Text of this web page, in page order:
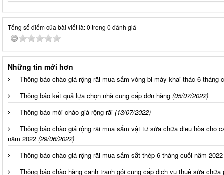
Tổng số điểm của bài viết là: 0 trong 0 đánh giá
Những tin mới hơn
Thông báo chào giá rộng rãi mua sắm vòng bi máy khai thác 6 tháng
Thông báo kết quả lựa chọn nhà cung cấp đơn hàng (05/07/2022)
Thông báo mời chào giá rộng rãi (13/07/2022)
Thông báo chào giá rộng rãi mua sắm vật tư sửa chữa điều hòa cho
năm 2022 (29/06/2022)
Thông báo chào giá rộng rãi mua sắm sắt thép 6 tháng cuối năm 2022
Thông báo chào hàng cạnh tranh gói cung cấp dịch vụ thuê sửa